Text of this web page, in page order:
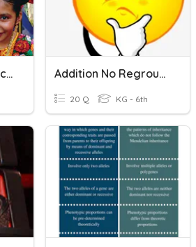
El Mes De La Herencia Hispana Addition No Regrouping
20 Q KG - 6th